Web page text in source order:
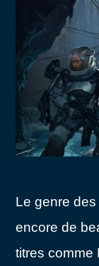
Le genre
encore de
titres comme